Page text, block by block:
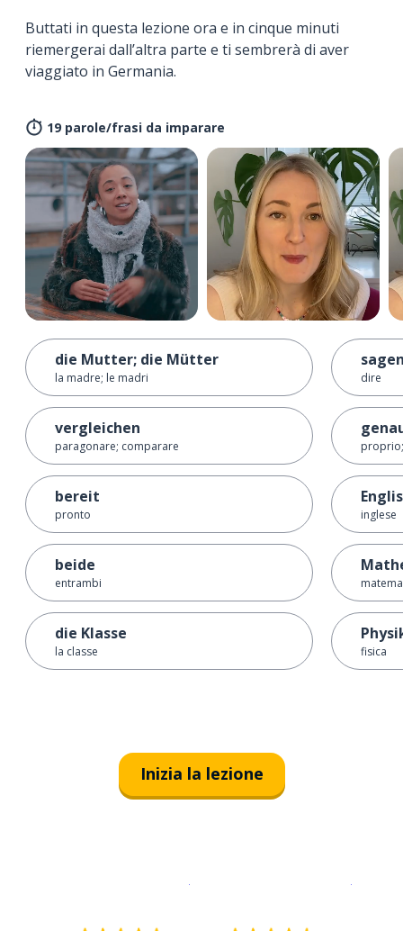
Buttati in questa lezione ora e in cinque minuti
riemergerai dall’altra parte e ti sembrerà di aver
viaggiato in Germania.
19 parole/frasi da imparare
die Mutter; die Mütter
la madre; le madri
vergleichen
paragonare; comparare
bereit
pronto
beide
entrambi
die Klasse
la classe
dire
inglese
fisica
Inizia la lezione